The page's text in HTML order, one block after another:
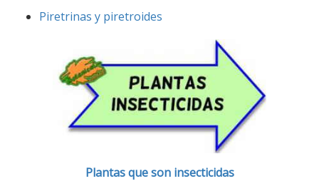
Piretrinas y piretroides
Plantas que son insecticidas